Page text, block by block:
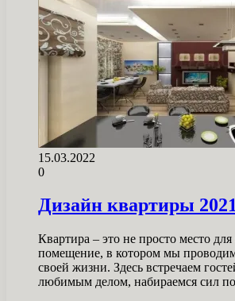
15.03.2022
0
Дизайн квартиры
Квартира – это не просто место
помещение, в котором мы
своей жизни. Здесь встречаем
любимым делом, набираемся сил